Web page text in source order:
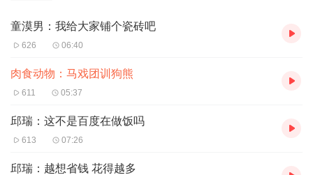
童漠男：我给大家铺个瓷砖吧
626 06:40
肉食动物：马戏团训狗熊
611 05:37
邱瑞：这不是百度在做饭吗
613 07:26
邱瑞：越想省钱 花得越多